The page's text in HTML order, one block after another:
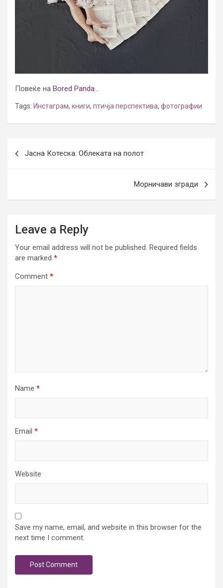
Повеќе на Bored Panda…
Tags: Инстаграм, книги, птичја перспектива, фотографии
Јасна Котеска: Облеката на полот
Морничави згради
Leave a Reply
Your email address will not be published. Required fields
are marked *
Comment *
Name *
Email *
Website
Save my name, email, and website in this browser for the
next time I comment.